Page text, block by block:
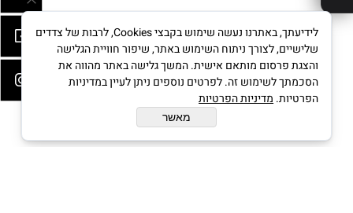
תקנון/אודות/צור קשר
בניית אתרים
לידיעתך, באתרנו נעשה שימוש בקבצי Cookies, לרבות של צדדים
שלישיים, לצורך ניתוח השימוש באתר, שיפור חוויית הגלישה
והצגת פרסום מותאם אישית. המשך גלישה באתר מהווה את
הסכמתך לשימוש זה. לפרטים נוספים ניתן לעיין במדיניות
הפרטיות. מדיניות הפרטיות
מאשר